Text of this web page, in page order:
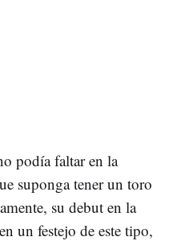
podía faltar en la
suponga tener un toro
su debut en la
un festejo de este tipo,